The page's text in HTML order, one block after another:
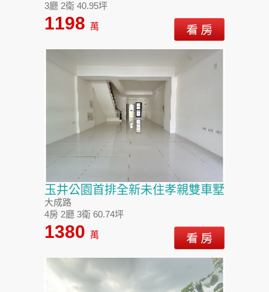
3廳 2衛 40.95坪
1198 萬
玉井公園首排全新未住孝親雙車墅
大成路
4房 2廳 3衛 60.74坪
1380 萬